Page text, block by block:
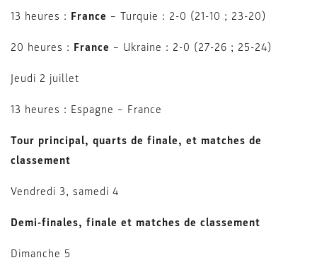
13 heures : France – Turquie : 2-0 (21-10 ; 23-20)
20 heures : France – Ukraine : 2-0 (27-26 ; 25-24)
Jeudi 2 juillet
13 heures : Espagne – France
Tour principal, quarts de finale, et matches de
classement
Vendredi 3, samedi 4
Demi-finales, finale et matches de classement
Dimanche 5